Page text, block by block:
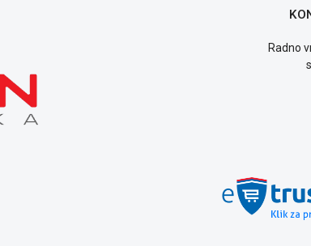
Radno